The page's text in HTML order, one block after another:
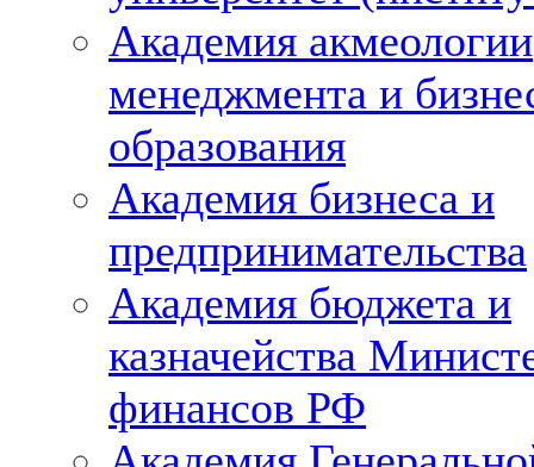
Академия акмеологии
менеджмента и
образования
Академия бизнеса и
предпринимательства
Академия бюджета и
казначейства
финансов РФ